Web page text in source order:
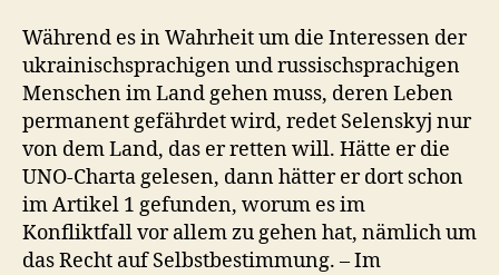
Während es in Wahrheit um die Interessen der
ukrainischsprachigen und russischsprachigen
Menschen im Land gehen muss, deren Leben
permanent gefährdet wird, redet Selenskyj nur
von dem Land, das er retten will. Hätte er die
UNO-Charta gelesen, dann hätter er dort schon
im Artikel 1 gefunden, worum es im
Konfliktfall vor allem zu gehen hat, nämlich um
das Recht auf Selbstbestimmung. – Im